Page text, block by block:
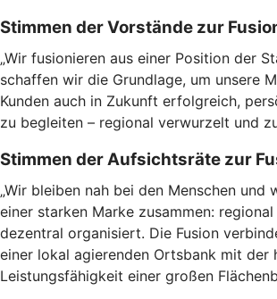
Stimmen der Vorstände zur
„Wir fusionieren aus einer Position der
schaffen wir die Grundlage, um unsere
Kunden auch in Zukunft erfolgreich,
zu begleiten – regional verwurzelt und
Stimmen der Aufsichtsräte zur
„Wir bleiben nah bei den Menschen und
einer starken Marke zusammen:
dezentral organisiert. Die Fusion
einer lokal agierenden Ortsbank mit der
Leistungsfähigkeit einer großen